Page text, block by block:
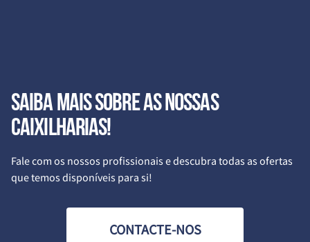
Saiba mais sobre as nossas
caixilharias!
Fale com os nossos profissionais e descubra todas as ofertas
que temos disponíveis para si!
CONTACTE-NOS